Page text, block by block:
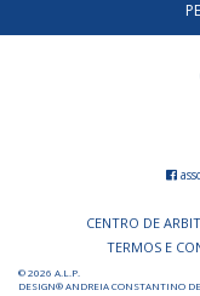
CENTRO DE
TERMOS E
© 2026 A.L.P.
DESIGN® ANDREIA CONSTANTINO